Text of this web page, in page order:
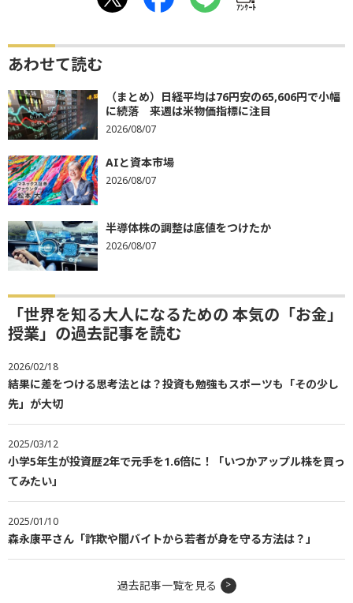
ｱﾝｹｰﾄ
あわせて読む
（まとめ）日経平均は76円安の65,606円で小幅
に続落 来週は米物価指標に注目
2026/08/07
AIと資本市場
2026/08/07
半導体株の調整は底値をつけたか
2026/08/07
「世界を知る大人になるための 本気の「お金」
授業」の過去記事を読む
2026/02/18
結果に差をつける思考法とは？投資も勉強もスポーツも「その少し
先」が大切
2025/03/12
小学5年生が投資歴2年で元手を1.6倍に！「いつかアップル株を買っ
てみたい」
2025/01/10
森永康平さん「詐欺や闇バイトから若者が身を守る方法は？」
過去記事一覧を見る